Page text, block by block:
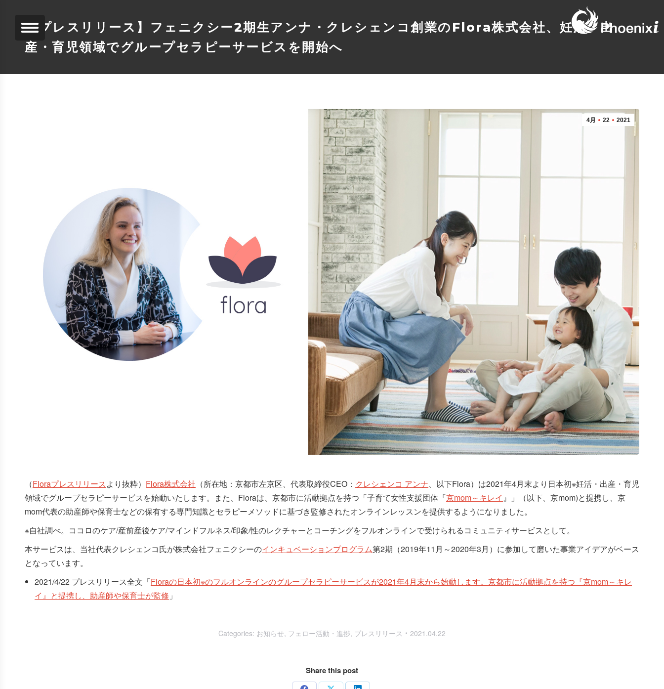
【プレスリリース】フェニクシー2期生アンナ・クレシェンコ創業のFlora株式会社、妊活・出
産・育児領域でグループセラピーサービスを開始へ
4月 22 2021
（Floraプレスリリースより抜粋） Flora株式会社 （所在地：京都市左京区、代表取締役CEO： クレシェンコ アンナ、以下Flora）は2021年4月末より日本初※妊活・出産・育児
領域でグループセラピーサービスを始動いたします。また、Floraは、京都市に活動拠点を持つ「子育て女性支援団体『京mom～キレイ 』」（以下、京mom)と提携し、京
mom代表の助産師や保育士などの保有する専門知識とセラピーメソッドに基づき監修されたオンラインレッスンを提供するようになりました。
※自社調べ。ココロのケア/産前産後ケア/マインドフルネス/印象/性のレクチャーとコーチングをフルオンラインで受けられるコミュニティサービスとして。
本サービスは、当社代表クレシェンコ氏が株式会社フェニクシーのインキュベーションプログラム第2期（2019年11月～2020年3月）に参加して磨いた事業アイデアがベース
となっています。
2021/4/22 プレスリリース全文「Floraの日本初※のフルオンラインのグループセラピーサービスが2021年4月末から始動します。京都市に活動拠点を持つ『京mom～キレ
イ』と提携し、助産師や保育士が監修 」
Categories: お知らせ, フェロー活動・進捗, プレスリリース 2021.04.22
Share this post